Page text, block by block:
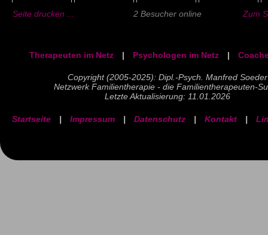
Seite drucken ... 2 Besucher online Zum
Therapeuten im Netz | Psychologen im Netz |
Copyright (2005-2025): Dipl.-Psych. Manfred Soeder
Netzwerk Familientherapie - die Familientherapeuten-
Letzte Aktualisierung: 11.01.2026
Startseite | Impressum | Datenschutz | Kontakt |